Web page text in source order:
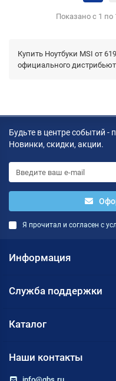
Показано с 1 по
Купить Ноутбуки MSI от
официального
Будьте в центре событий -
Новинки, скидки, акции.
Я прочитал и согласен с
Информация
Служба поддержки
Каталог
Наши контакты